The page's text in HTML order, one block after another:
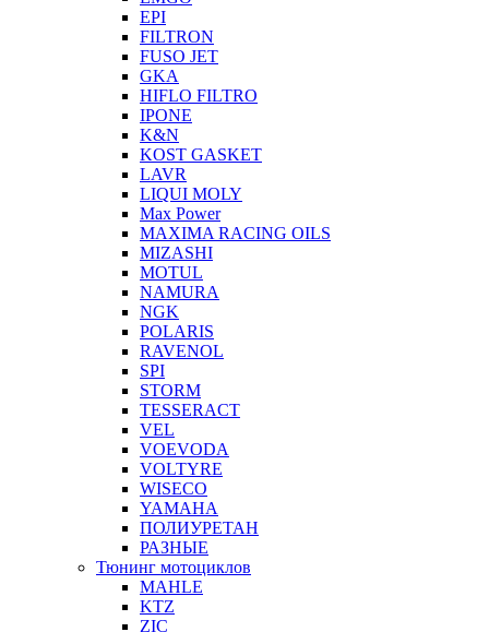
EPI
FILTRON
FUSO JET
GKA
HIFLO FILTRO
IPONE
K&N
KOST GASKET
LAVR
LIQUI MOLY
Max Power
MAXIMA RACING OILS
MIZASHI
MOTUL
NAMURA
NGK
POLARIS
RAVENOL
SPI
STORM
TESSERACT
VEL
VOEVODA
VOLTYRE
WISECO
YAMAHA
ПОЛИУРЕТАН
РАЗНЫЕ
Тюнинг мотоциклов
MAHLE
KTZ
ZIC